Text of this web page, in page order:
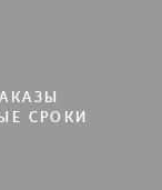
СРОКИ